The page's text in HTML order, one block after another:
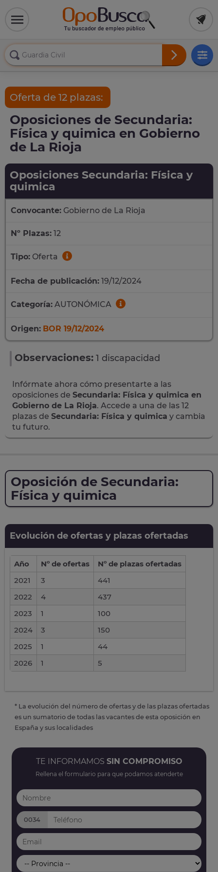
Oferta de 12 plazas:
Oposiciones de Secundaria:
Física y quimica en Gobierno
de La Rioja
Oposiciones Secundaria: Física y
quimica
Convocante: Gobierno de La Rioja
Nº Plazas: 12
Tipo: Oferta
Fecha de publicación: 19/12/2024
Categoría: AUTONÓMICA
Origen: BOR 19/12/2024
Observaciones: 1 discapacidad
Infórmate ahora cómo presentarte a las
oposiciones de Secundaria: Física y quimica en
Gobierno de La Rioja. Accede a una de las 12
plazas de Secundaria: Física y quimica y cambia
tu futuro.
Oposición de Secundaria:
Física y quimica
Evolución de ofertas y plazas ofertadas
Año Nº de ofertas
Nº de plazas ofertadas
2021
3
441
2022
4
437
2023
1
100
2024
3
150
2025
1
44
2026
1 5
* La evolución del número de ofertas y de las plazas ofertadas
es un sumatorio de todas las vacantes de esta oposición en
España y sus localidades
TE INFORMAMOS SIN COMPROMISO
Rellena el formulario para que podamos atenderte
0034